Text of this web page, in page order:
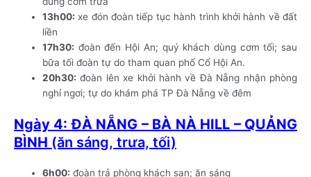
13h00: xe đón đoàn tiếp tục hành trình khởi hành về đất
liền
17h30: đoàn đến Hội An; quý khách dùng cơm tối; sau
bữa tối đoàn tự do tham quan phố Cổ Hội An.
20h30: đoàn lên xe khởi hành về Đà Nẵng nhận phòng
nghỉ ngơi; tự do khám phá TP Đà Nẵng về đêm
Ngày 4: ĐÀ NẴNG – BÀ NÀ HILL – QUẢNG
BÌNH (ăn sáng, trưa, tối)
6h00: đoàn trả phòng khách sạn; ăn sáng